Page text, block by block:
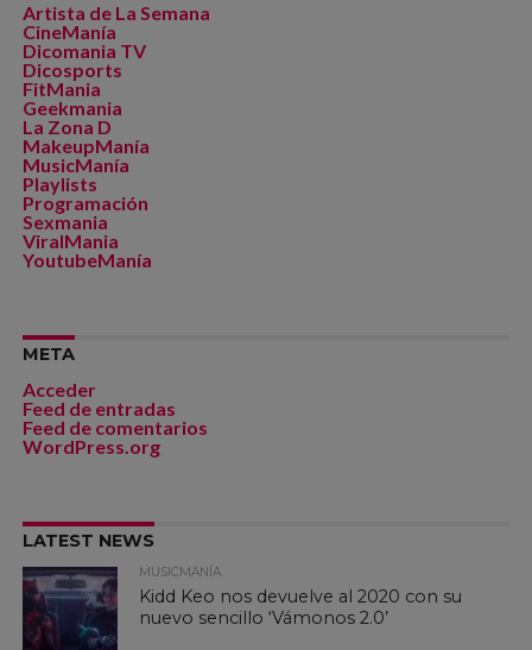
Artista de La Semana
CineManía
Dicomania TV
Dicosports
FitMania
Geekmania
La Zona D
MakeupManía
MusicManía
Playlists
Programación
Sexmania
ViralMania
YoutubeManía
META
Acceder
Feed de entradas
Feed de comentarios
WordPress.org
LATEST NEWS
MUSICMANÍA
Kidd Keo nos devuelve al 2020 con su
nuevo sencillo ‘Vámonos 2.0’